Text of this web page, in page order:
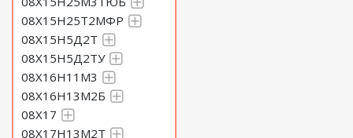
08Х15Н25Т2МФР
08Х15Н5Д2Т
08Х15Н5Д2ТУ
08Х16Н11М3
08Х16Н13М2Б
08Х17
08Х17Н13М2Т